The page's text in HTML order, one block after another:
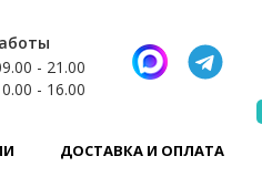
- 21.00
- 16.00
ДОСТАВКА И ОПЛАТА